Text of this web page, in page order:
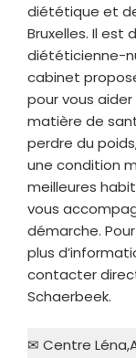
diététique et
Bruxelles. Il est
diététicienne-
cabinet
pour vous
matière de
perdre du
une condition
meilleures
vous
démarche.
plus
contacter
Schaerbeek.
✉ Centre